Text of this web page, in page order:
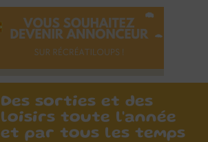
Des sorties et des
loisirs toute l'année
et par tous les temps